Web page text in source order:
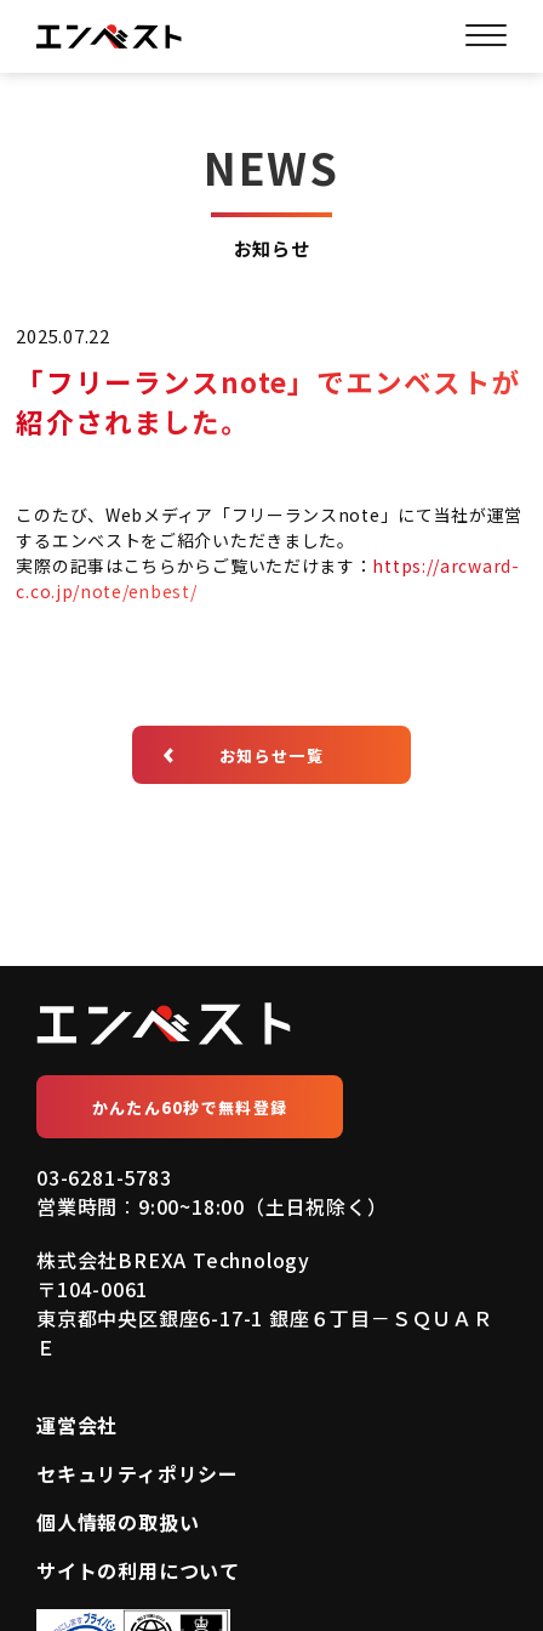
NEWS
お知らせ
2025.07.22
「フリーランスnote」でエンベストが
紹介されました。
このたび、Webメディア「フリーランスnote」にて当社が運営
するエンベストをご紹介いただきました。
実際の記事はこちらからご覧いただけます： https://arcward-
c.co.jp/note/enbest/
お知らせ一覧
かんたん60秒で無料登録
03-6281-5783
営業時間︰9:00~18:00（土日祝除く）
株式会社BREXA Technology
〒104-0061
東京都中央区銀座6-17-1 銀座６丁目－ＳＱＵＡＲ
Ｅ
運営会社
セキュリティポリシー
個人情報の取扱い
サイトの利用について